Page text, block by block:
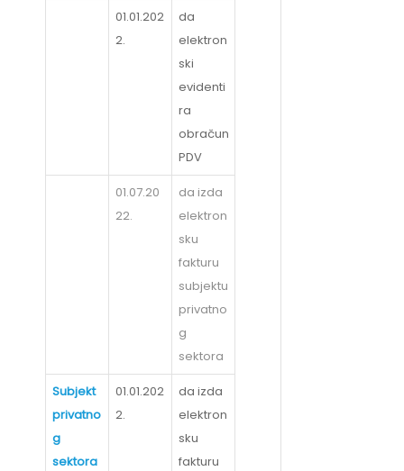
01.01.202
2.
da
elektron
ski
evidenti
ra
obračun
PDV
01.07.20
22.
da izda
elektron
sku
fakturu
subjektu
privatno
g
sektora
Subjekt
privatno
g
sektora
01.01.202
2.
da izda
elektron
sku
fakturu